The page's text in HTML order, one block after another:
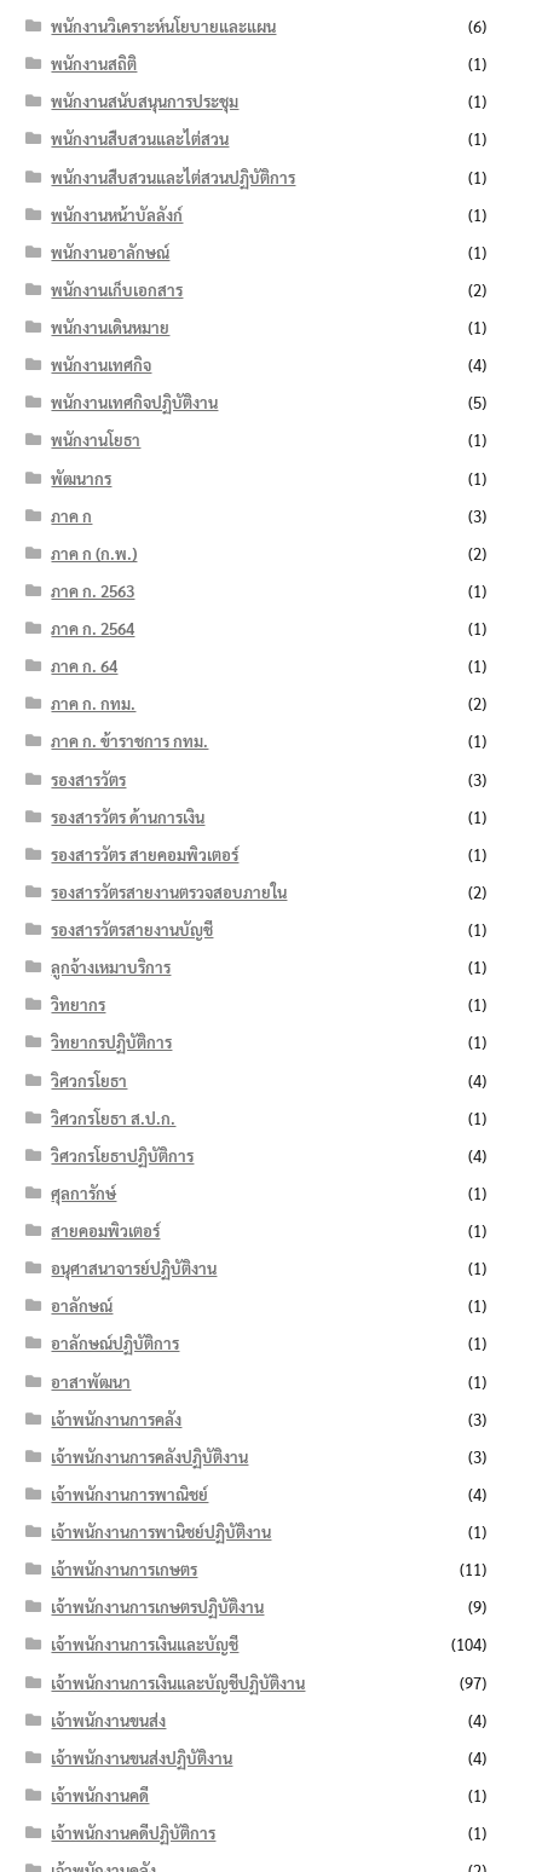
พนักงานวิเคราะห์นโยบายและแผน
(6)
พนักงานสถิติ
(1)
พนักงานสนับสนุนการประชุม
(1)
พนักงานสืบสวนและไต่สวน
(1)
พนักงานสืบสวนและไต่สวนปฏิบัติการ
(1)
พนักงานหน้าบัลลังก์
(1)
พนักงานอาลักษณ์
(1)
พนักงานเก็บเอกสาร
(2)
พนักงานเดินหมาย
(1)
พนักงานเทศกิจ
(4)
พนักงานเทศกิจปฏิบัติงาน
(5)
พนักงานโยธา
(1)
พัฒนากร
(1)
ภาค ก
(3)
ภาค ก (ก.พ.)
(2)
ภาค ก. 2563
(1)
ภาค ก. 2564
(1)
ภาค ก. 64
(1)
ภาค ก. กทม.
(2)
ภาค ก. ข้าราชการ กทม.
(1)
รองสารวัตร
(3)
รองสารวัตร ด้านการเงิน
(1)
รองสารวัตร สายคอมพิวเตอร์
(1)
รองสารวัตรสายงานตรวจสอบภายใน
(2)
รองสารวัตรสายงานบัญชี
(1)
ลูกจ้างเหมาบริการ
(1)
วิทยากร
(1)
วิทยากรปฏิบัติการ
(1)
วิศวกรโยธา
(4)
วิศวกรโยธา ส.ป.ก.
(1)
วิศวกรโยธาปฏิบัติการ
(4)
ศุลการักษ์
(1)
สายคอมพิวเตอร์
(1)
อนุศาสนาจารย์ปฏิบัติงาน
(1)
อาลักษณ์
(1)
อาลักษณ์ปฏิบัติการ
(1)
อาสาพัฒนา
(1)
เจ้าพนักงานการคลัง
(3)
เจ้าพนักงานการคลังปฏิบัติงาน
(3)
เจ้าพนักงานการพาณิชย์
(4)
เจ้าพนักงานการพานิชย์ปฏิบัติงาน
(1)
เจ้าพนักงานการเกษตร
(11)
เจ้าพนักงานการเกษตรปฏิบัติงาน
(9)
เจ้าพนักงานการเงินและบัญชี
(104)
เจ้าพนักงานการเงินและบัญชีปฏิบัติงาน
(97)
เจ้าพนักงานขนส่ง
(4)
เจ้าพนักงานขนส่งปฏิบัติงาน
(4)
เจ้าพนักงานคดี
(1)
เจ้าพนักงานคดีปฏิบัติการ
(1)